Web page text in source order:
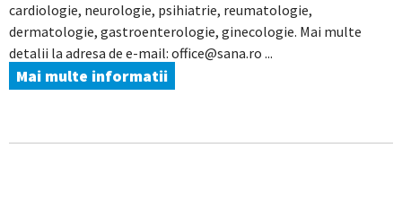
cardiologie, neurologie, psihiatrie, reumatologie,
dermatologie, gastroenterologie, ginecologie. Mai multe
detalii la adresa de e-mail: office@sana.ro ...
Mai multe informatii